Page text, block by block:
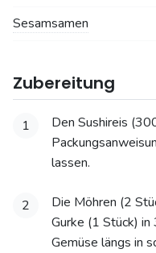
Sesamsamen
Zubereitung
1
Den Sushireis
lassen.
2
Die Möhren (2
Gurke (1 Stück) in
Gemüse längs in